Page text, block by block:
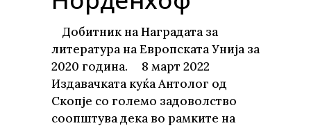
Добитник на Наградата за
литература на Европската Унија за
2020 година. 8 март 2022
Издавачката куќа Антолог од
Скопје со големо задоволство
соопштува дека во рамките на